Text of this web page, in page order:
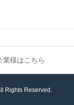
業様はこちら
Rights Reserved.